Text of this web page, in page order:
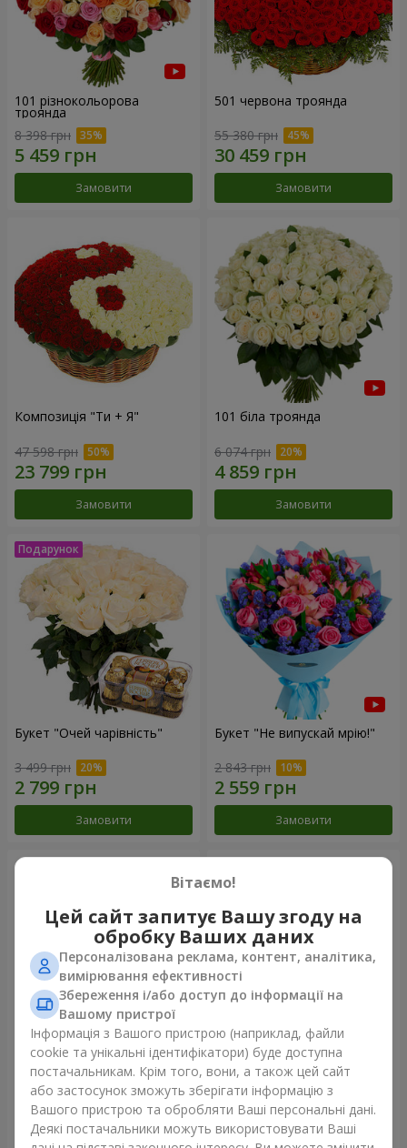
101 різнокольорова
троянда
8 398 грн
Замовити
501 червона троянда
55 380 грн
Замовити
Композиція "Ти + Я"
47 598 грн
Замовити
101 біла троянда
6 074 грн
Замовити
Букет "Очей чарівність"
3 499 грн
Замовити
Букет "Не випускай мрію!"
2 843 грн
Замовити
Букет "Казка мого життя"
2 332 грн
Замовити
51 біла хризантема
5 175 грн
Замовити
Вітаємо!
Цей сайт запитує Вашу згоду на
обробку Ваших даних
Персоналізована реклама, контент, аналітика,
вимірювання ефективності
Збереження і/або доступ до інформації на
Вашому пристрої
Інформація з Вашого пристрою (наприклад, файли
cookie та унікальні ідентифікатори) буде доступна
постачальникам. Крім того, вони, а також цей сайт
або застосунок зможуть зберігати інформацію з
Вашого пристрою та обробляти Ваші персональні дані.
Деякі постачальники можуть використовувати Ваші